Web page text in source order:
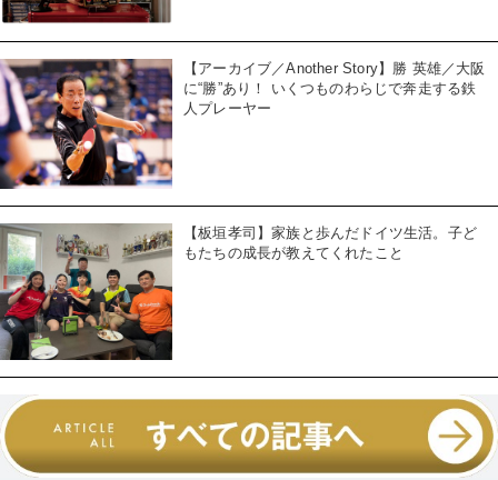
【アーカイブ／Another Story】勝 英雄／大阪
に“勝”あり！ いくつものわらじで奔走する鉄
人プレーヤー
【板垣孝司】家族と歩んだドイツ生活。子ど
もたちの成長が教えてくれたこと